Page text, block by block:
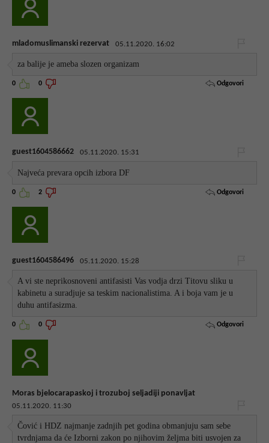
mladomuslimanski rezervat 05.11.2020. 16:02
za balije je ameba slozen organizam
0 0 Odgovori
guest1604586662 05.11.2020. 15:31
Najveća prevara opcih izbora DF
0 2 Odgovori
guest1604586496 05.11.2020. 15:28
A vi ste neprikosnoveni antifasisti Vas vodja drzi Titovu sliku u
kabinetu a suradjuje sa teskim nacionalistima. A i boja vam je u
duhu antifasizma.
0 0 Odgovori
Moras bjelocarapaskoj i trozuboj seljadiji ponavljat
05.11.2020. 11:30
Čović i HDZ najmanje zadnjih pet godina obmanjuju sam sebe
tvrdnjama da će Izborni zakon po njihovim željma biti usvojen za